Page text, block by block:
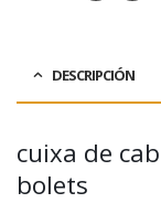
DESCRIPCIÓN
cuixa de
bolets